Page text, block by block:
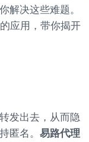
解决这些难题。
应用，带你揭开
发出去，从而隐
匿名。 易路代理